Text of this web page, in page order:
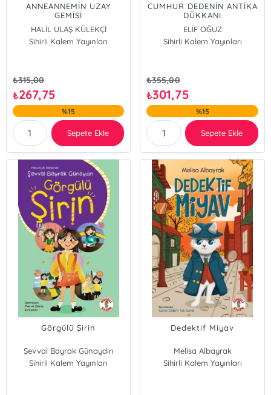
ANNEANNEMİN UZAY
GEMİSİ
HALİL ULAŞ KÜLEKÇİ
Sihirli Kalem Yayınları
₺315,00
₺267,75
%15
Sepete Ekle
CUMHUR DEDENİN ANTİKA
DÜKKANI
ELİF OĞUZ
Sihirli Kalem Yayınları
₺355,00
₺301,75
%15
Sepete Ekle
Görgülü Şirin
Şevval Bayrak Günaydın
Sihirli Kalem Yayınları
Dedektif Miyav
Melisa Albayrak
Sihirli Kalem Yayınları